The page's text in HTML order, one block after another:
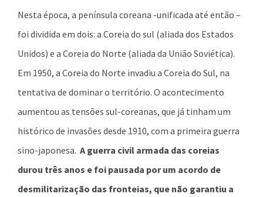
Nesta época, a península coreana -unificada até então –
foi dividida em dois: a Coreia do sul (aliada dos Estados
Unidos) e a Coreia do Norte (aliada da União Soviética).
Em 1950, a Coreia do Norte invadiu a Coreia do Sul, na
tentativa de dominar o território. O acontecimento
aumentou as tensões sul-coreanas, que já tinham um
histórico de invasões desde 1910, com a primeira guerra
sino-japonesa. A guerra civil armada das coreias
durou três anos e foi pausada por um acordo de
desmilitarização das fronteias, que não garantiu a